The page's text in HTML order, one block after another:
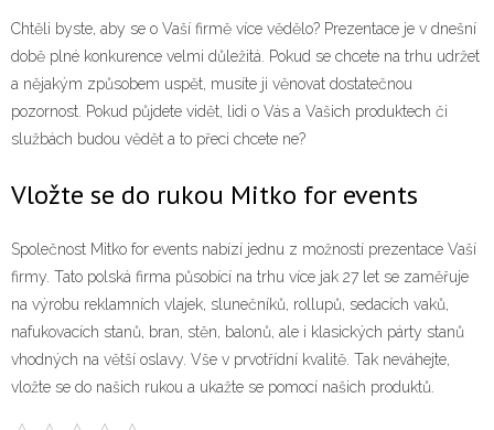
Chtěli byste, aby se o Vaší firmě více vědělo? Prezentace je v dnešní
době plné konkurence velmi důležitá. Pokud se chcete na trhu udržet
a nějakým způsobem uspět, musíte ji věnovat dostatečnou
pozornost. Pokud půjdete vidět, lidi o Vás a Vašich produktech či
službách budou vědět a to přeci chcete ne?
Vložte se do rukou Mitko for events
Společnost Mitko for events nabízí jednu z možností prezentace Vaší
firmy. Tato polská firma působící na trhu více jak 27 let se zaměřuje
na výrobu reklamních vlajek , slunečníků, rollupů, sedacích vaků,
nafukovacích stanů, bran, stěn, balonů, ale i klasických párty stanů
vhodných na větší oslavy. Vše v prvotřídní kvalitě. Tak neváhejte,
vložte se do našich rukou a ukažte se pomocí našich produktů.